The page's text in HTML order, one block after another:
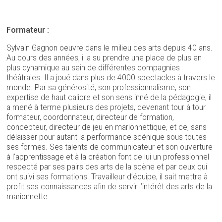
Formateur :
Sylvain Gagnon oeuvre dans le milieu des arts depuis 40 ans.
Au cours des années, il a su prendre une place de plus en
plus dynamique au sein de différentes compagnies
théâtrales. Il a joué dans plus de 4000 spectacles à travers le
monde. Par sa générosité, son professionnalisme, son
expertise de haut calibre et son sens inné de la pédagogie, il
a mené à terme plusieurs des projets, devenant tour à tour
formateur, coordonnateur, directeur de formation,
concepteur, directeur de jeu en marionnettique, et ce, sans
délaisser pour autant la performance scénique sous toutes
ses formes. Ses talents de communicateur et son ouverture
à l’apprentissage et à la création font de lui un professionnel
respecté par ses pairs des arts de la scène et par ceux qui
ont suivi ses formations. Travailleur d’équipe, il sait mettre à
profit ses connaissances afin de servir l’intérêt des arts de la
marionnette.